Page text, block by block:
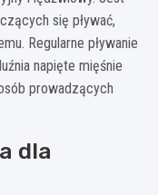
się pływać,
Regularne pływanie
napięte mięśnie
prowadzących
dla